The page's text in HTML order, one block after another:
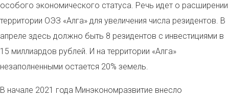
особого экономического статуса. Речь идет о расширении
территории ОЭЗ «Алга» для увеличения числа резидентов. В
апреле здесь должно быть 8 резидентов с инвестициями в
15 миллиардов рублей. И на территории «Алга»
незаполненными остается 20% земель.
В начале 2021 года Минэкономразвитие внесло